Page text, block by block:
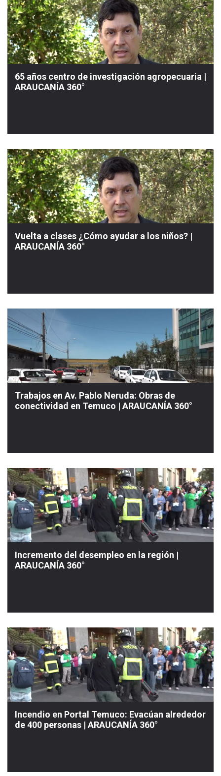
65 años centro de investigación agropecuaria |
ARAUCANÍA 360°
Vuelta a clases ¿Cómo ayudar a los niños? |
ARAUCANÍA 360°
Trabajos en Av. Pablo Neruda: Obras de
conectividad en Temuco | ARAUCANÍA 360°
Incremento del desempleo en la región |
ARAUCANÍA 360°
Incendio en Portal Temuco: Evacúan alrededor
de 400 personas | ARAUCANÍA 360°